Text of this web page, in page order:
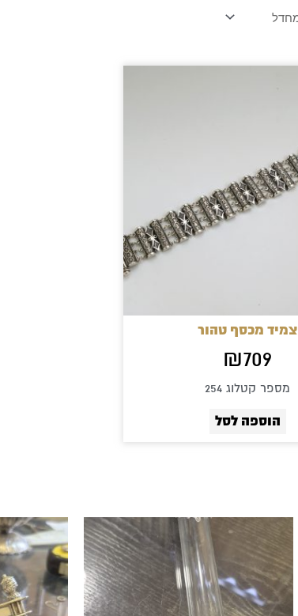
צמיד מכסף טהור
₪709
מספר קטלוג 254
הוספה לסל